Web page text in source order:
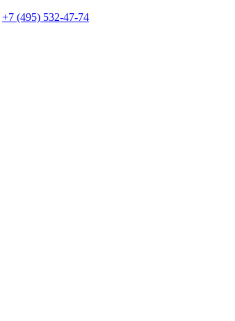
+7 (495) 532-47-74